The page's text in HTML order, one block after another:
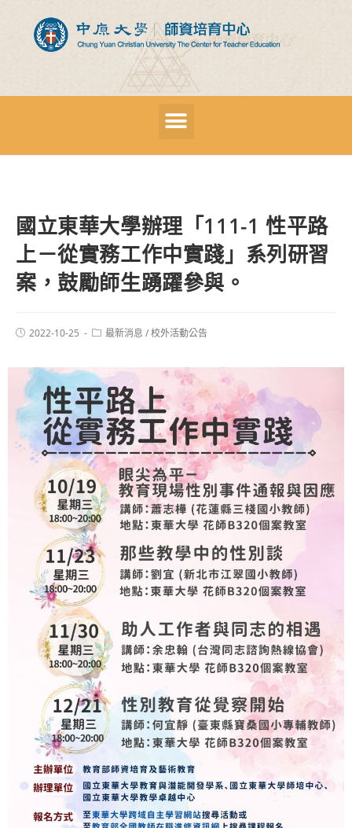
國立東華大學辦理「111-1 性平路
上－從實務工作中實踐」系列研習
案，鼓勵師生踴躍參與。
2022-10-25 最新消息 /校外活動公告